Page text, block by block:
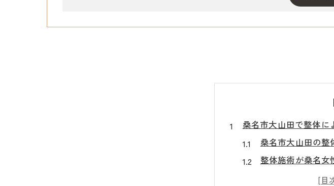
桑名市大山田で整体
桑名市大山田の整
整体施術が桑名女
地元桑名で整体